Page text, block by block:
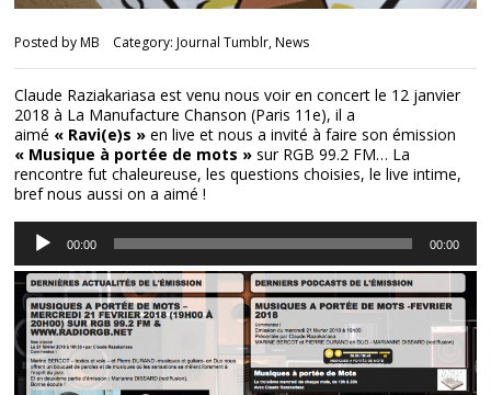
Posted byMB Category: Journal Tumblr,News
Claude Raziakariasa est venu nous voir en concert le 12 janvier
2018 à La Manufacture Chanson (Paris 11e), il a
aimé « Ravi(e)s » en live et nous a invité à faire son émission
« Musique à portée de mots » sur RGB 99.2 FM… La
rencontre fut chaleureuse, les questions choisies, le live intime,
bref nous aussi on a aimé !
Lecteur
audio
00:00 00:00